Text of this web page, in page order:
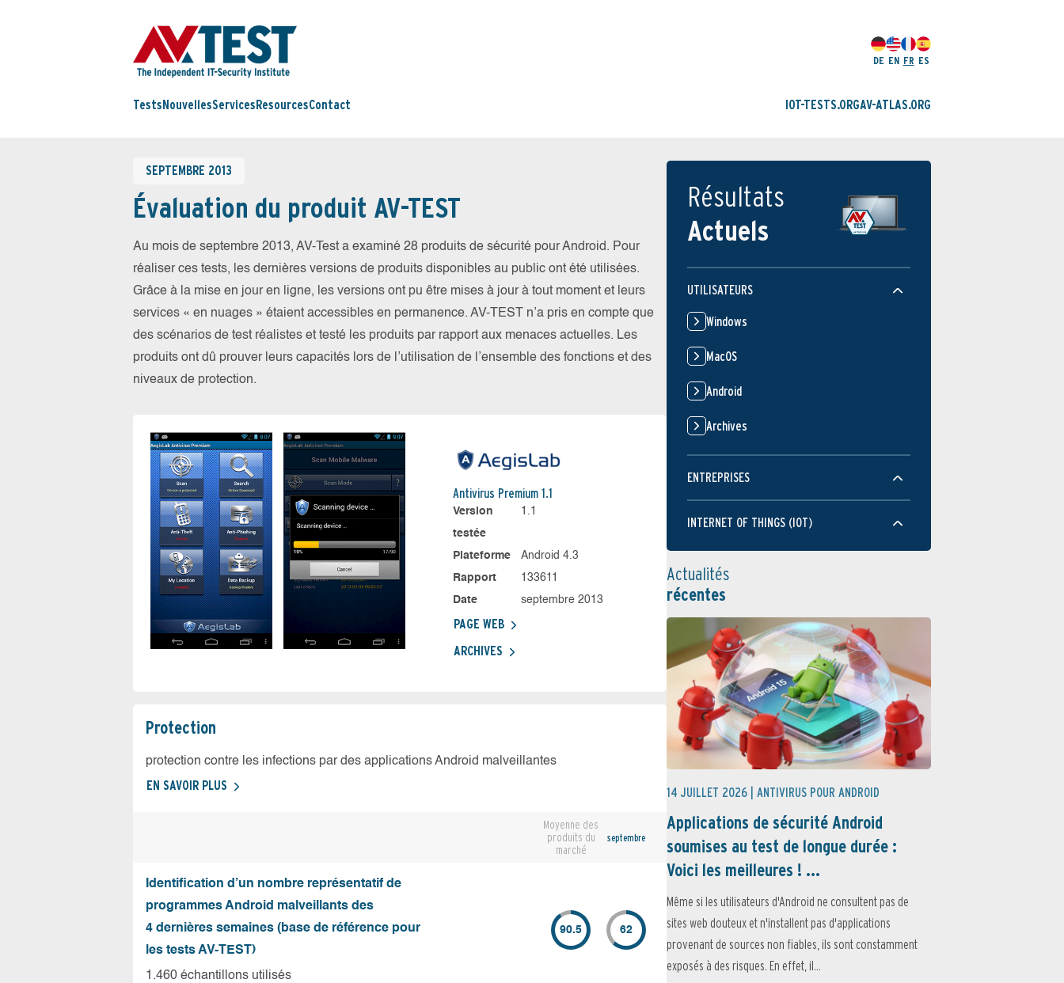
DE EN FR ES
Tests NouvellesServices ResourcesContact IOT-TESTS.ORGAV-ATLAS.ORG
SEPTEMBRE 2013
Évaluation du produit AV-TEST
Au mois de septembre 2013, AV-Test a examiné 28 produits de sécurité pour Android. Pour
réaliser ces tests, les dernières versions de produits disponibles au public ont été utilisées.
Grâce à la mise en jour en ligne, les versions ont pu être mises à jour à tout moment et leurs
services « en nuages » étaient accessibles en permanence. AV-TEST n’a pris en compte que
des scénarios de test réalistes et testé les produits par rapport aux menaces actuelles. Les
produits ont dû prouver leurs capacités lors de l’utilisation de l’ensemble des fonctions et des
niveaux de protection.
Antivirus Premium 1.1
Version
testée
1.1
Plateforme
Android 4.3
Rapport
133611
Date
septembre 2013
PAGE WEB
ARCHIVES
Protection
protection contre les infections par des applications Android malveillantes
EN SAVOIR PLUS
Moyenne des
produits du
marché
septembre
Identification d’un nombre représentatif de
programmes Android malveillants des
4 dernières semaines (base de référence pour
les tests AV-TEST)
1.460 échantillons utilisés
90.5 62
Résultats
Actuels
UTILISATEURS
Windows
MacOS
Android
Archives
ENTREPRISES
INTERNET OF THINGS (IOT)
Actualités
récentes
14 JUILLET 2026 | ANTIVIRUS POUR ANDROID
Applications de sécurité Android
soumises au test de longue durée :
Voici les meilleures ! ...
Même si les utilisateurs d'Android ne consultent pas de
sites web douteux et n'installent pas d'applications
provenant de sources non fiables, ils sont constamment
exposés à des risques. En effet, il...